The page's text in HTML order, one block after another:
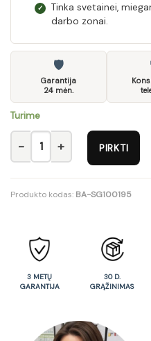
✓
Tinka svetainei,
darbo zonai.
🛡
Garantija
24 mėn.
Turime
produkto kiekis: Pakabinama
PIRKTI
Produkto kodas: BA-SG100195
3 METŲ
GARANTIJA
30 D.
GRĄŽINIMAS